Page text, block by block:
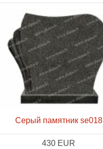
Серый памятник se018
430 EUR